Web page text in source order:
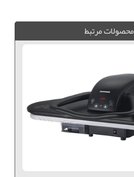
محصولات مرتبط